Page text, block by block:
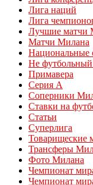
Лига наций
Лига
Лучшие матчи
Матчи Милана
Национальные
Не
Примавера
Серия А
Соперники
Ставки на
Статьи
Суперлига
Товарищеские
Трансферы
Фото Милана
Чемпионат
Чемпионат